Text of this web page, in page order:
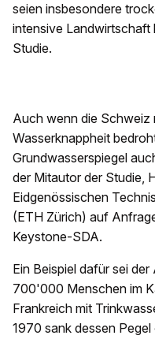
seien insbesondere
intensive Landwirtschaft
Studie.
Auch wenn die Schweiz
Wasserknappheit
Grundwasserspiegel
der Mitautor der Studie,
Eidgenössischen
(ETH Zürich) auf
Keystone-SDA.
Ein Beispiel dafür sei
700'000 Menschen im
Frankreich mit
1970 sank dessen